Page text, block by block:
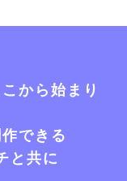
から始まり
できる
と共に